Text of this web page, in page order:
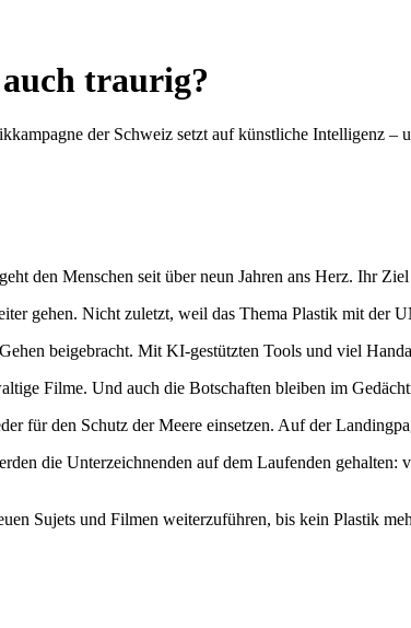
traurig?
der Schweiz setzt auf künstliche Intelligenz –
geht den Menschen seit über neun Jahren ans Herz. Ihr
gehen. Nicht zuletzt, weil das Thema Plastik mit der
beigebracht. Mit KI-gestützten Tools und viel
Filme. Und auch die Botschaften bleiben im
für den Schutz der Meere einsetzen. Auf der
die Unterzeichnenden auf dem Laufenden
Sujets und Filmen weiterzuführen, bis kein Plastik